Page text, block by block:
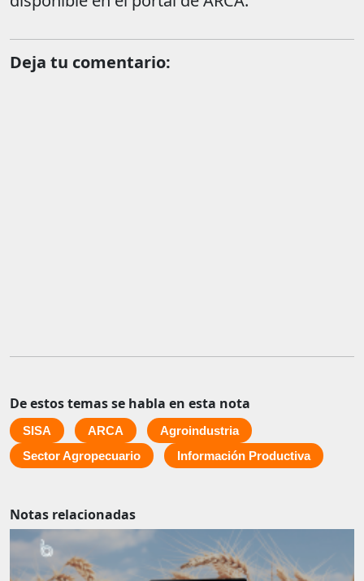
Deja tu comentario:
De estos temas se habla en esta nota
SISA ARCA
Agroindustria
Sector Agropecuario
Información Productiva
Notas relacionadas